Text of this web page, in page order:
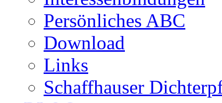
Persönliches ABC
Download
Links
Schaffhauser